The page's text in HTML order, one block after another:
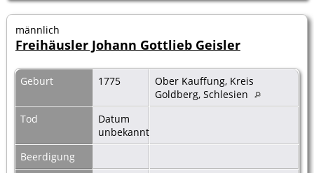
männlich
Freihäusler Johann Gottlieb Geisler
Geburt 1775
Ober Kauffung, Kreis
Goldberg, Schlesien
Tod
Datum
unbekannt
Beerdigung